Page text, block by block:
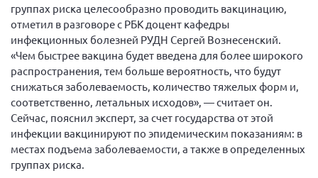
группах риска целесообразно проводить вакцинацию,
отметил в разговоре с РБК доцент кафедры
инфекционных болезней РУДН Сергей Вознесенский.
«Чем быстрее вакцина будет введена для более широкого
распространения, тем больше вероятность, что будут
снижаться заболеваемость, количество тяжелых форм и,
соответственно, летальных исходов», — считает он.
Сейчас, пояснил эксперт, за счет государства от этой
инфекции вакцинируют по эпидемическим показаниям: в
местах подъема заболеваемости, а также в определенных
группах риска.